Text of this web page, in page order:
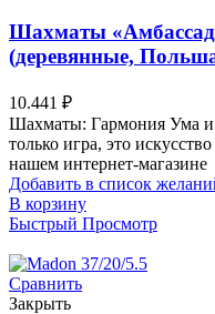
Шахматы
(деревянные,
10.441 ₽
Шахматы: Гармония Ума
только игра, это
нашем интернет-магазине
Добавить в список
В корзину
Быстрый Просмотр
Сравнить
Закрыть